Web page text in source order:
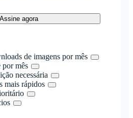
Assine agora
de imagens por mês
por mês
necessária
mais rápidos